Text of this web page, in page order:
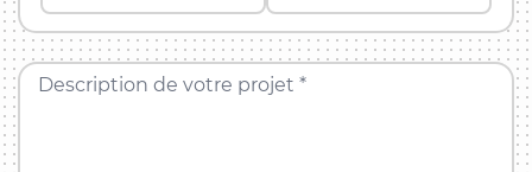
Description de votre projet *